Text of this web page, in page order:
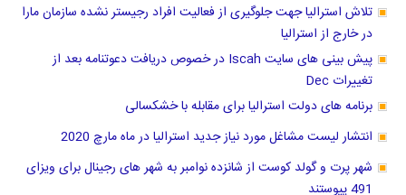
تلاش استرالیا جهت جلوگیری از فعالیت افراد رجیستر نشده سازمان مارا
در خارج از استرالیا
پیش بینی های سایت Iscah در خصوص دریافت دعوتنامه بعد از
تغییرات Dec
برنامه های دولت استرالیا برای مقابله با خشکسالی
انتشار لیست مشاغل مورد نیاز جدید استرالیا در ماه مارچ 2020
شهر پرت و گولد کوست از شانزده نوامبر به شهر های رجینال برای ویزای
491 پیوستند